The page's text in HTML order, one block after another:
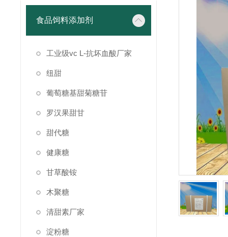
食品饲料添加剂
工业级vc L-抗坏血酸厂家
纽甜
葡萄糖基甜菊糖苷
罗汉果甜甘
甜代糖
健康糖
甘草酸铵
木聚糖
清甜素厂家
淀粉糖